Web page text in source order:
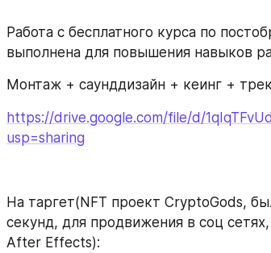
Работа с бесплатного курса по
выполнена для повышения навыков
Монтаж + саунддизайн + кеинг +
https://drive.google.com/file/d/
usp=sharing
На таргет(NFT проект CryptoGods,
секунд, для продвижения в соц
After Effects):